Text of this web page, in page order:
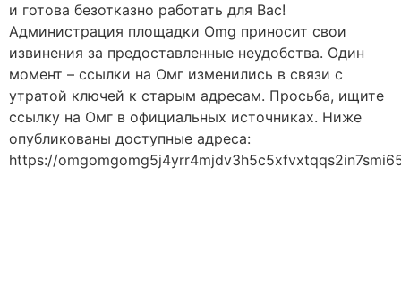
и готова безотказно работать для Вас!
Администрация площадки Omg приносит свои
извинения за предоставленные неудобства. Один
момент – ссылки на Омг изменились в связи с
утратой ключей к старым адресам. Просьба, ищите
ссылку на Омг в официальных источниках. Ниже
опубликованы доступные адреса:
https://